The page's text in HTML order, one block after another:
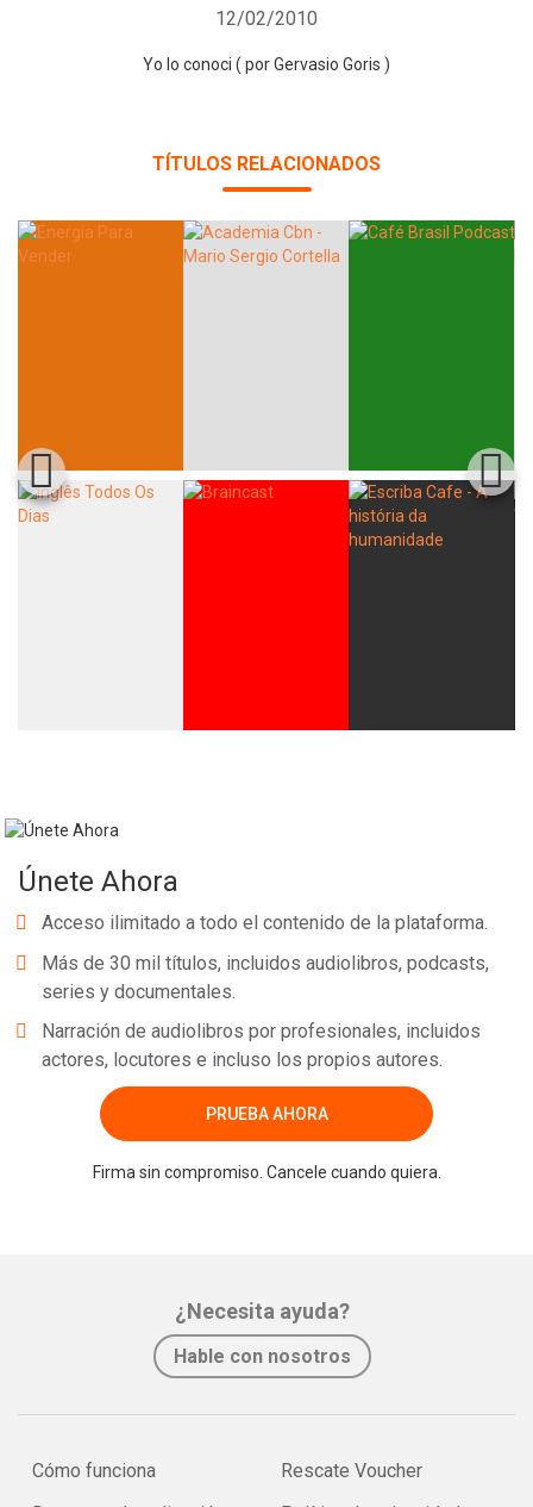
12/02/2010
Yo lo conoci ( por Gervasio Goris )
TÍTULOS RELACIONADOS
Únete Ahora
Acceso ilimitado a todo el contenido de la plataforma.
Más de 30 mil títulos, incluidos audiolibros, podcasts,
series y documentales.
Narración de audiolibros por profesionales, incluidos
actores, locutores e incluso los propios autores.
PRUEBA AHORA
Firma sin compromiso. Cancele cuando quiera.
¿Necesita ayuda?
Hable con nosotros
Cómo funciona
Rescate Voucher